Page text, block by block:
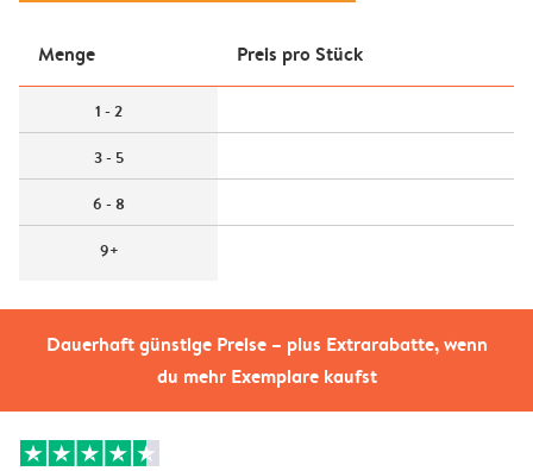
Dauerhaft günstige Preise – plus Extrarabatte, wenn
du mehr Exemplare kaufst
Menge Preis pro Stück
1 - 2
3 - 5
6 - 8
9+